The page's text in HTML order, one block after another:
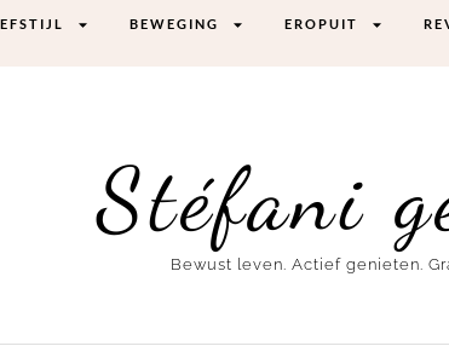
BEWEGING EROPUIT
Stéfani
Bewust leven. Actief genieten.